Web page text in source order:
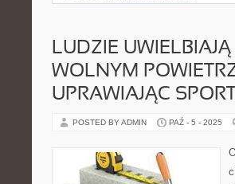
LUDZIE
WOLNYM
UPRAWIAJĄC
POSTED BY ADMIN PAŹ - 5 - 2025